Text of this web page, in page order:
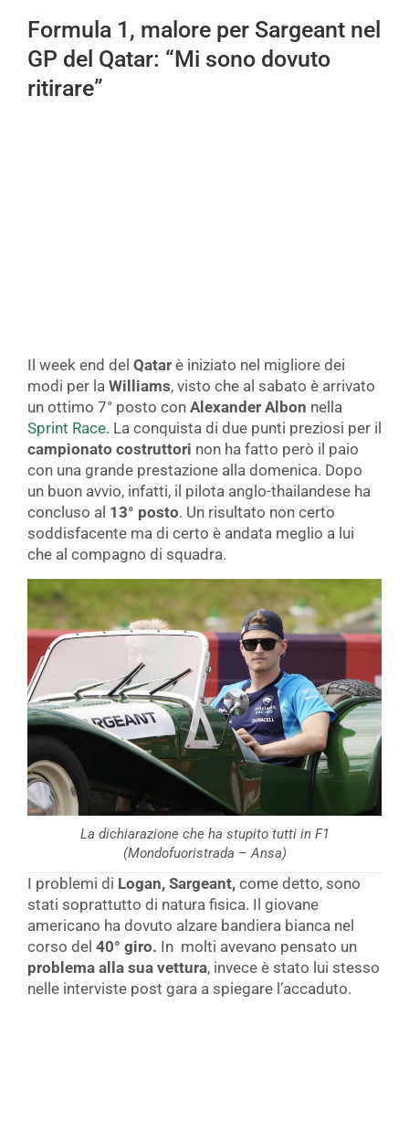
Formula 1, malore per Sargeant nel
GP del Qatar: “Mi sono dovuto
ritirare”
Il week end del Qatar è iniziato nel migliore dei
modi per la Williams, visto che al sabato è arrivato
un ottimo 7° posto con Alexander Albon nella
Sprint Race. La conquista di due punti preziosi per il
campionato costruttori non ha fatto però il paio
con una grande prestazione alla domenica. Dopo
un buon avvio, infatti, il pilota anglo-thailandese ha
concluso al 13° posto. Un risultato non certo
soddisfacente ma di certo è andata meglio a lui
che al compagno di squadra.
La dichiarazione che ha stupito tutti in F1
(Mondofuoristrada – Ansa)
I problemi di Logan, Sargeant, come detto, sono
stati soprattutto di natura fisica. Il giovane
americano ha dovuto alzare bandiera bianca nel
corso del 40° giro. In molti avevano pensato un
problema alla sua vettura, invece è stato lui stesso
nelle interviste post gara a spiegare l’accaduto.